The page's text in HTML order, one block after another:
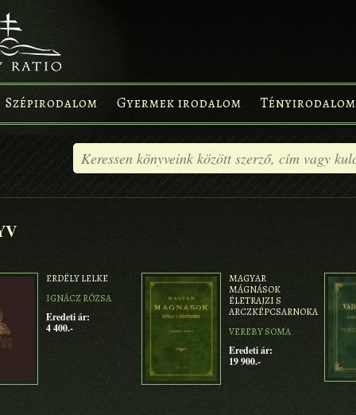
Szépirodalom Gyermek irodalom Tényirodalom
ERDÉLY LELKE
IGNÁCZ RÓZSA
Eredeti ár:
4 400.-
MAGYAR
MÁGNÁSOK
ÉLETRAJZI S
ARCZKÉPCSARNOKA
VEREBY SOMA
Eredeti ár:
19 900.-